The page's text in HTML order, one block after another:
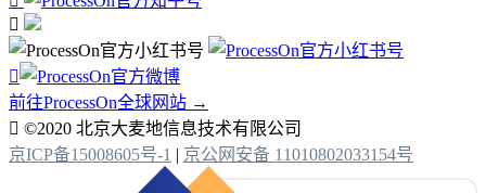


前往ProcessOn全球网站 →
 ©2020 北京大麦地信息技术有限公司
京ICP备15008605号-1 | 京公网安备 11010802033154号